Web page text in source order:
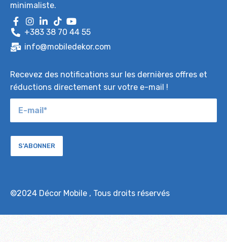
minimaliste.
+383 38 70 44 55
info@mobiledekor.com
Recevez des notifications sur les dernières offres et
réductions directement sur votre e-mail !
S'ABONNER
©2024 Décor Mobile , Tous droits réservés